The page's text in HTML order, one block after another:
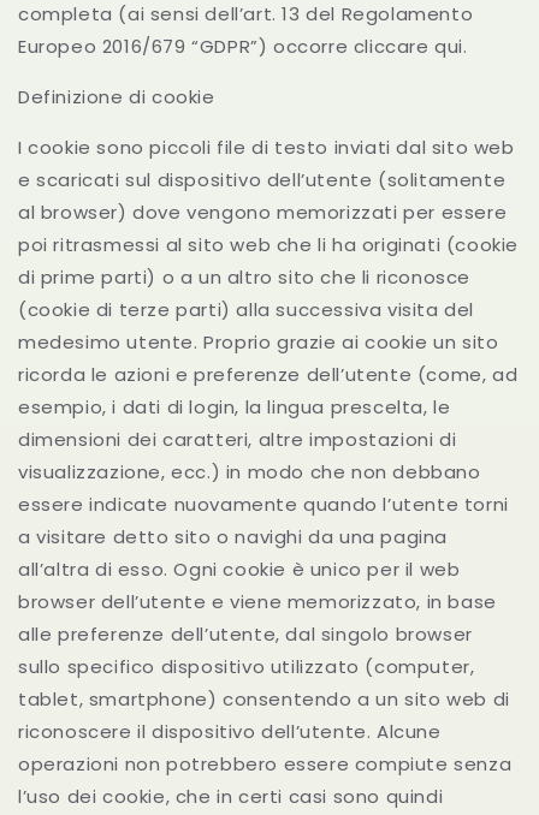
completa (ai sensi dell’art. 13 del Regolamento
Europeo 2016/679 “GDPR”) occorre cliccare qui.
Definizione di cookie
I cookie sono piccoli file di testo inviati dal sito web
e scaricati sul dispositivo dell’utente (solitamente
al browser) dove vengono memorizzati per essere
poi ritrasmessi al sito web che li ha originati (cookie
di prime parti) o a un altro sito che li riconosce
(cookie di terze parti) alla successiva visita del
medesimo utente. Proprio grazie ai cookie un sito
ricorda le azioni e preferenze dell’utente (come, ad
esempio, i dati di login, la lingua prescelta, le
dimensioni dei caratteri, altre impostazioni di
visualizzazione, ecc.) in modo che non debbano
essere indicate nuovamente quando l’utente torni
a visitare detto sito o navighi da una pagina
all’altra di esso. Ogni cookie è unico per il web
browser dell’utente e viene memorizzato, in base
alle preferenze dell’utente, dal singolo browser
sullo specifico dispositivo utilizzato (computer,
tablet, smartphone) consentendo a un sito web di
riconoscere il dispositivo dell’utente. Alcune
operazioni non potrebbero essere compiute senza
l’uso dei cookie, che in certi casi sono quindi